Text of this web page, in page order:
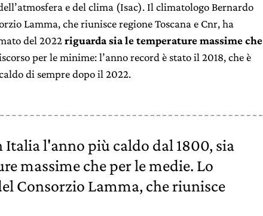
e del clima (Isac). Il climatologo Bernardo
Lamma, che riunisce regione Toscana e Cnr, ha
del 2022riguarda sia le temperature massime che
per le minime: l’anno record è stato il 2018, che è
di sempre dopo il 2022.
Italia l'anno più caldo dal 1800, sia
massime che per le medie. Lo
Consorzio Lamma, che riunisce